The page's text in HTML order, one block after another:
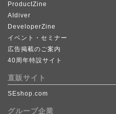
ProductZine
AIdiver
DeveloperZine
イベント・セミナー
広告掲載のご案内
40周年特設サイト
直販サイト
SEshop.com
グループ企業